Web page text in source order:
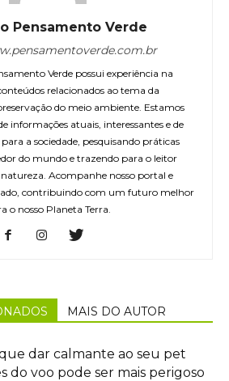
Pensamento Verde
Verde possui experiência na
relacionados ao tema da
do meio ambiente. Estamos
informações atuais, interessantes e de
a sociedade, pesquisando práticas
do mundo e trazendo para o leitor
Acompanhe nosso portal e
contribuindo com um futuro melhor
o nosso Planeta Terra.
MAIS DO AUTOR
dar calmante ao seu pet
do voo pode ser mais perigoso